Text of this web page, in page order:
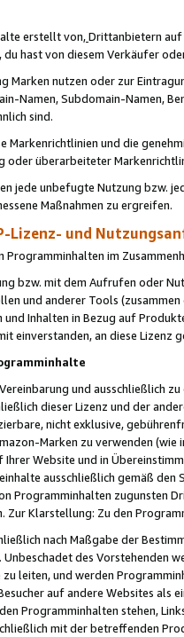
erstellt von,Drittanbietern auf
hast von diesem Verkäufer
Marken nutzen oder zur
Namen, Subdomain-Namen,
sind.
Markenrichtlinien und die
oder überarbeiteter
jede unbefugte Nutzung bzw.
Maßnahmen zu ergreifen.
Lizenz- und
Programminhalten im
bzw. mit dem Aufrufen oder
und anderer Tools (zusammen
Inhalten in Bezug auf
einverstanden, an diese Lizenz
und ausschließlich
dieser Lizenz und der
nicht exklusive,
Marken zu verwenden
Website und in
ausschließlich gemäß
Programminhalten zugunsten
Zur Klarstellung: Zu den
nach Maßgabe der
des Vorstehenden
leiten, und werden
auf andere Websites als
Programminhalten stehen,
mit der betreffenden